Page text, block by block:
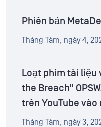
Phiên bản
Tháng Tám, ngày 4,
Loạt phim tài liệu
the Breach”
trên YouTube vào
Tháng Tám, ngày 3,